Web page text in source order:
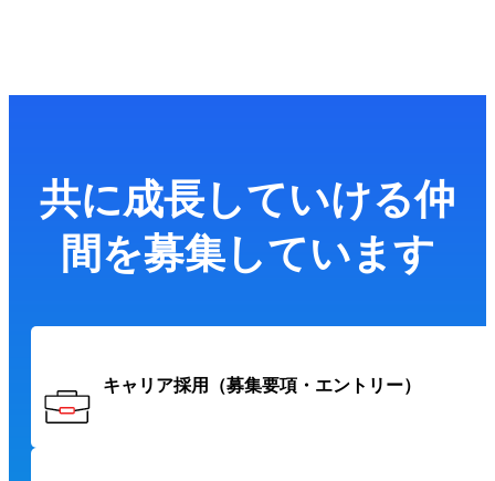
共に成長していける仲
間を募集しています
キャリア採用 （募集要項・エントリー）